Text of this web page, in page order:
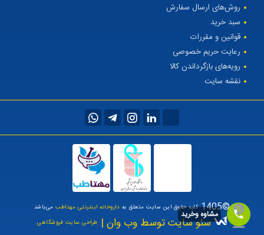
روش‌های ارسال سفارش
سبد خرید
قوانین و مقررات
رعایت حریم خصوصی
رویه‌های بازگرداندن کالا
نقشه سایت
©1405 کلیه حقوق این سایت متعلق به داروخانه اینترنتی مهتاطبمی‌باشد
سئو سایت توسط وب وان | طراحی سایت فروشگاهی
مشاوه وخرید